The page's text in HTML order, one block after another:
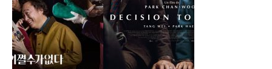
5 Perbedaan Utama Lembaga Keuangan Syariah dan
BAIC BJ30 Hybrid Jadi Sorotan GIIAS Bandung
Nasib Negara Paling Terdampak Perubahan Iklim di